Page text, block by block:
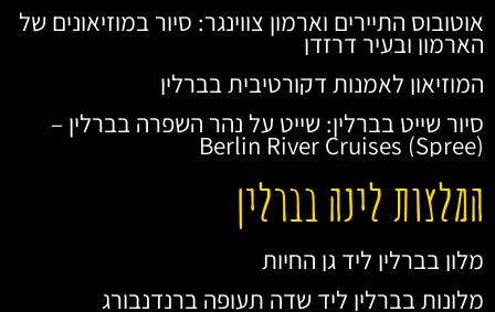
אוטובוס התיירים וארמון צווינגר: סיור במוזיאונים של
הארמון ובעיר דרזדן
המוזיאון לאמנות דקורטיבית בברלין
סיור שייט בברלין: שייט על נהר השפרה בברלין –
Berlin River Cruises (Spree)
המלצות לינה בברלין
מלון בברלין ליד גן החיות
מלונות בברלין ליד שדה תעופה ברנדנבורג